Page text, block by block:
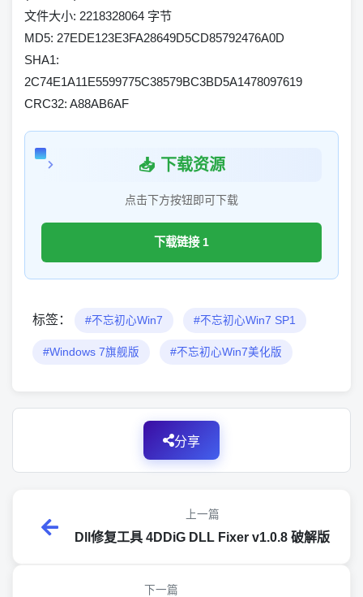
文件大小: 2218328064 字节
MD5: 27EDE123E3FA28649D5CD85792476A0D
SHA1:
2C74E1A11E5599775C38579BC3BD5A1478097619
CRC32: A88AB6AF
📥 下载资源
点击下方按钮即可下载
下载链接 1
标签： #不忘初心Win7 #不忘初心Win7 SP1
#Windows 7旗舰版 #不忘初心Win7美化版
分享
上一篇
Dll修复工具 4DDiG DLL Fixer v1.0.8 破解版
下一篇